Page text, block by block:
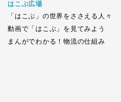
はこぶ広場
「はこぶ」の世界をささえる人々
動画で「はこぶ」を見てみよう
まんがでわかる！物流の仕組み